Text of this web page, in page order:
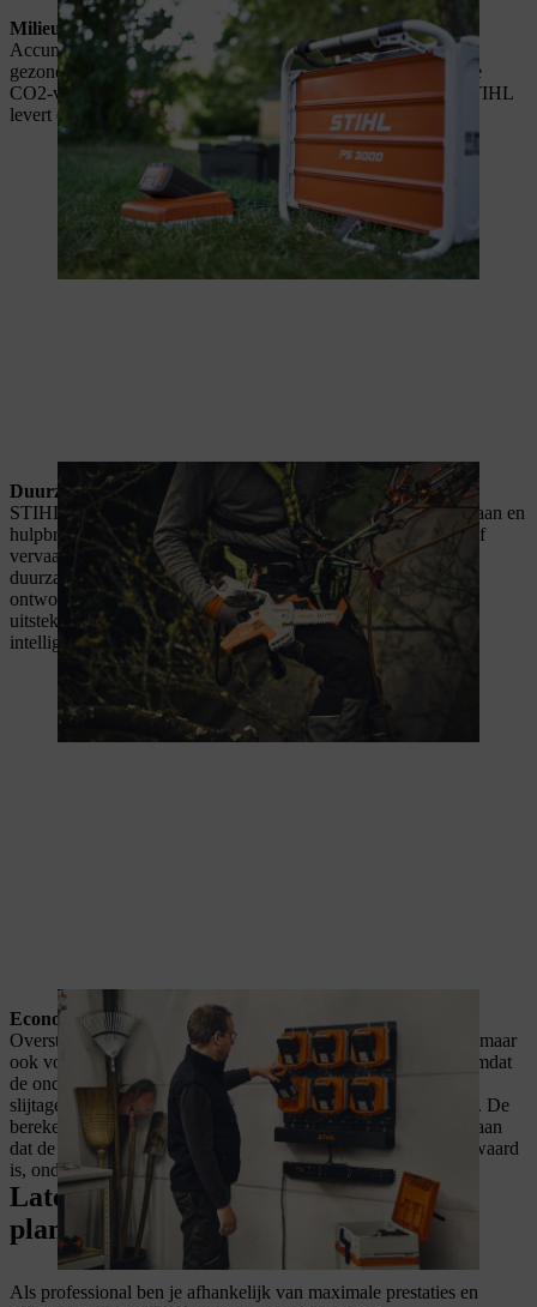
Milieuvriendelijk en emissievrij
Accumachines zijn emissievrij. Dit is goed voor zowel de
gezondheid als het milieu. Het zorgt ook voor een lagere totale
CO2-voetafdruk. Het draagbare powerstation PS 3000 van STIHL
levert een emissievrije mobiele stroomvoorziening.
Duurzaamheid en behoud van hulpbronnen
STIHL machines zijn ontwikkeld om generaties lang mee te gaan en
hulpbronnen te sparen. De accupacks worden door STIHL zelf
vervaardigd, waarbij wordt gelet op prestaties, robuustheid en
duurzaamheid. De accu's van het STIHL AP systeem zijn
ontworpen voor zeer intensief gebruik en garanderen een
uitstekende levensduur dankzij de speciale celtechnologie en
intelligente elektronica.
Economische efficiëntie
Overstappen op accumachines is niet alleen milieuvriendelijk, maar
ook voordelig. Accumachines hebben lagere bedrijfskosten, omdat
de onderhoudskosten tot 50% minder bedragen en
slijtageonderdelen zoals bougies en filters niet meer nodig zijn. De
berekening van de TCO (Total Cost of Ownership) toont dus aan
dat de overstap op accuproducten op lange termijn de moeite waard
is, ondanks de hogere aankoopkosten.
Laten we samen je energiesysteem
plannen
Als professional ben je afhankelijk van maximale prestaties en